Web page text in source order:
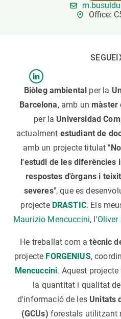
Office:
Biòleg ambiental per la
Barcelona, amb unmàster
per la Universidad
actualment estudiant de
amb un projecte titulat "
l'estudi de les diferències
respostes d'òrgans i
severes", que es
projecte DRASTIC. Els
Maurizio Mencuccini, l'Oliver
He treballat com atècnic
projecte FORGENIUS,
Mencuccini. Aquest
la quantitat i qualitat
d'informació de les Unitats
(GCUs) forestals utilitzant